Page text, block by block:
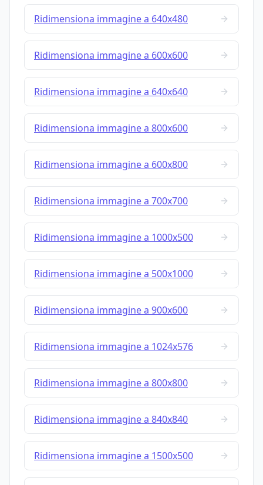
Ridimensiona immagine a 640x480
Ridimensiona immagine a 600x600
Ridimensiona immagine a 640x640
Ridimensiona immagine a 800x600
Ridimensiona immagine a 600x800
Ridimensiona immagine a 700x700
Ridimensiona immagine a 1000x500
Ridimensiona immagine a 500x1000
Ridimensiona immagine a 900x600
Ridimensiona immagine a 1024x576
Ridimensiona immagine a 800x800
Ridimensiona immagine a 840x840
Ridimensiona immagine a 1500x500